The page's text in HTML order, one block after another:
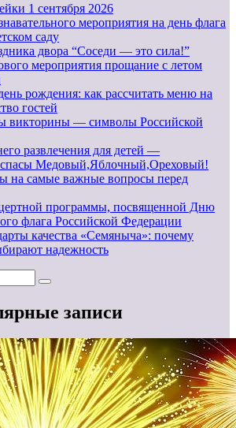
1 сентября 2026
мероприятия на день флага
саду
двора “Соседи — это сила!”
мероприятия прощание с летом
рождения: как рассчитать меню на
гостей
викторины — символы Российской
развлечения для детей —
спасы Медовый,Яблочный,Ореховый!
на самые важные вопросы перед
программы, посвященной Дню
флага Российской Федерации
качества «Семяныча»: почему
надежность
записи